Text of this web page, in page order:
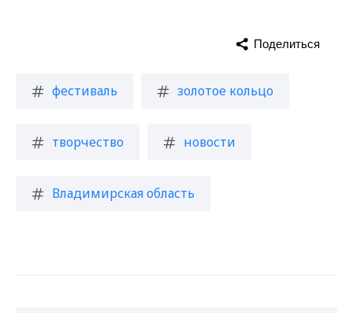
фестиваль золотое кольцо
творчество новости
Владимирская область
Поделиться